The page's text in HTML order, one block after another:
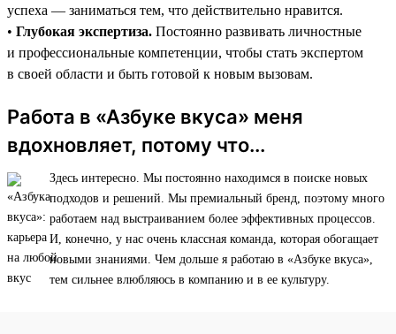
успеха — заниматься тем, что действительно нравится.
• Глубокая экспертиза. Постоянно развивать личностные
и профессиональные компетенции, чтобы стать экспертом
в своей области и быть готовой к новым вызовам.
Работа в «Азбуке вкуса» меня
вдохновляет, потому что...
Здесь интересно. Мы постоянно находимся в поиске новых
подходов и решений. Мы премиальный бренд, поэтому много
работаем над выстраиванием более эффективных процессов.
И, конечно, у нас очень классная команда, которая обогащает
новыми знаниями. Чем дольше я работаю в «Азбуке вкуса»,
тем сильнее влюбляюсь в компанию и в ее культуру.